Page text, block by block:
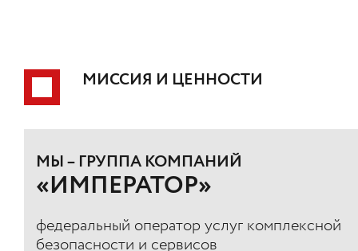
МИССИЯ И ЦЕННОСТИ
МЫ – ГРУППА КОМПАНИЙ
«ИМПЕРАТОР»
федеральный оператор услуг комплексной
безопасности и сервисов